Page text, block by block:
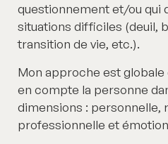
questionnement et/ou qui
situations difficiles (deuil,
transition de vie, etc.).
Mon approche est
en compte la personne
dimensions : personnelle,
professionnelle et